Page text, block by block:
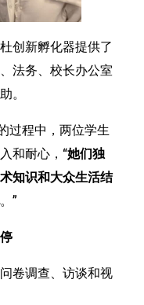
创新孵化器提供了
法务、校长办公室
。
过程中，两位学生
和耐心，“她们独
知识和大众生活结
。”
卷调查、访谈和视